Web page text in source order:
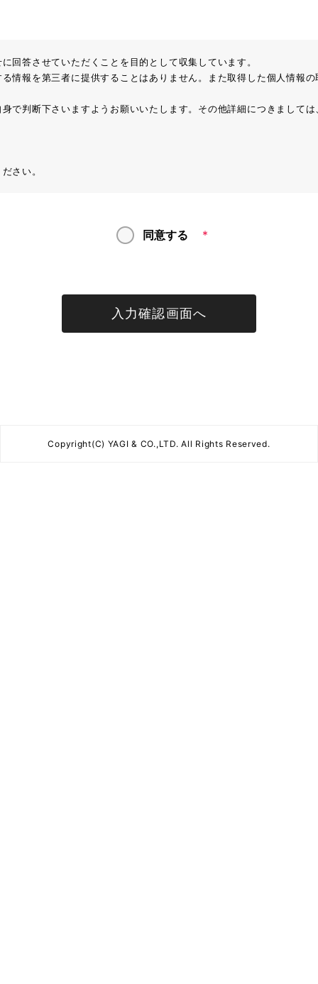
回答させていただくことを目的として収集しています。
情報を第三者に提供することはありません。また取得した個人情報
で判断下さいますようお願いいたします。その他詳細につきまして
さい。
*
同意する
Copyright(C) YAGI & CO.,LTD. All Rights Reserved.